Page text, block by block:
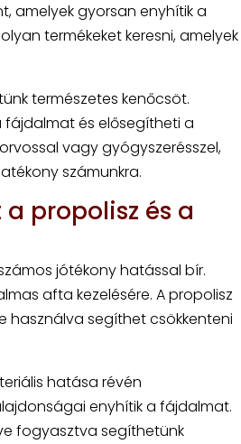
amelyek gyorsan enyhítik a
termékeket keresni, amelyek
természetes kenőcsöt.
fájdalmat és elősegítheti a
vagy gyógyszerésszel,
számunkra.
propolisz és a
jótékony hatással bír.
afta kezelésére. A propolisz
segíthet csökkenteni
hatása révén
enyhítik a fájdalmat.
fogyasztva segíthetünk